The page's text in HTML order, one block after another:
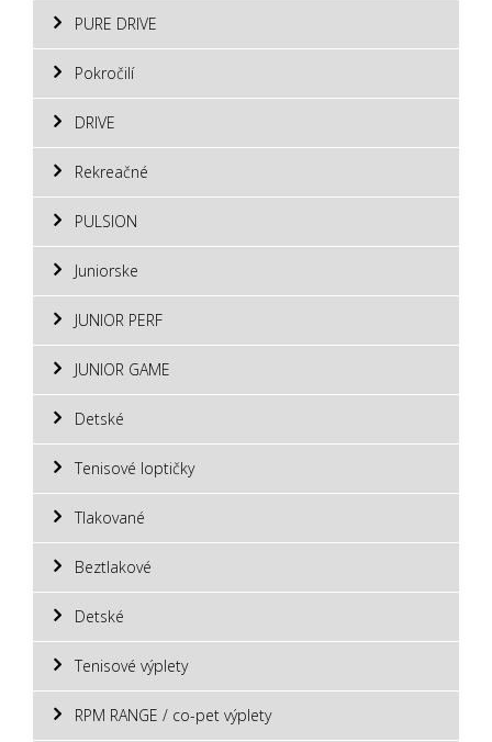
PURE DRIVE
Pokročilí
DRIVE
Rekreačné
PULSION
Juniorske
JUNIOR PERF
JUNIOR GAME
Detské
Tenisové loptičky
Tlakované
Beztlakové
Detské
Tenisové výplety
RPM RANGE / co-pet výplety